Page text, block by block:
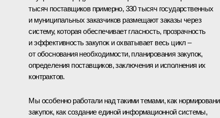
тысяч поставщиков примерно, 330 тысяч государственных
и муниципальных заказчиков размещают заказы через
систему, которая обеспечивает гласность, прозрачность
и эффективность закупок и охватывает весь цикл –
от обоснования необходимости, планирования закупок,
определения поставщиков, заключения и исполнения их
контрактов.
Мы особенно работали над такими темами, как
закупок, как создание единой информационной системы,